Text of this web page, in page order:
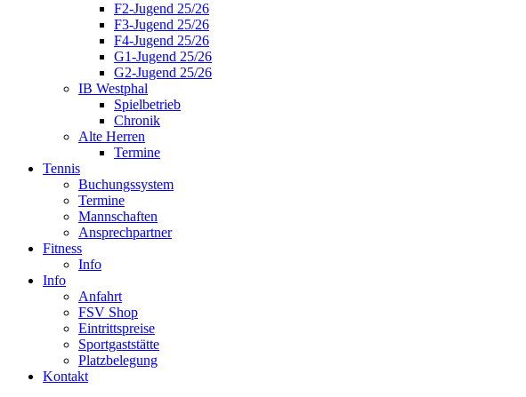
F2-Jugend 25/26
F3-Jugend 25/26
F4-Jugend 25/26
G1-Jugend 25/26
G2-Jugend 25/26
IB Westphal
Spielbetrieb
Chronik
Alte Herren
Termine
Tennis
Buchungssystem
Termine
Mannschaften
Ansprechpartner
Fitness
Info
Info
Anfahrt
FSV Shop
Eintrittspreise
Sportgaststätte
Platzbelegung
Kontakt